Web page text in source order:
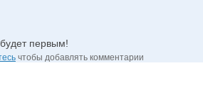
первым!
чтобы добавлять комментарии